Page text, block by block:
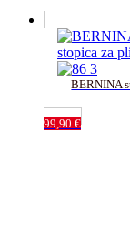
BERNINA
99,90 €